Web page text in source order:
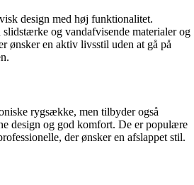
design med høj funktionalitet.
og vandafvisende materialer og
ønsker en aktiv livsstil uden at gå på
rygsække, men tilbyder også
design og god komfort. De er populære
der ønsker en afslappet stil.